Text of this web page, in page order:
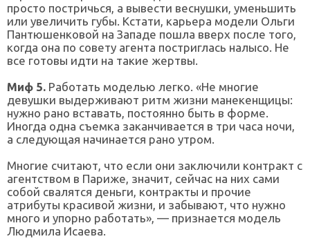
просто постричься, а вывести веснушки, уменьшить
или увеличить губы. Кстати, карьера модели Ольги
Пантюшенковой на Западе пошла вверх после того,
когда она по совету агента постриглась налысо. Не
все готовы идти на такие жертвы.
Миф 5. Работать моделью легко. «Не многие
девушки выдерживают ритм жизни манекенщицы:
нужно рано вставать, постоянно быть в форме.
Иногда одна съемка заканчивается в три часа ночи,
а следующая начинается рано утром.
Многие считают, что если они заключили контракт с
агентством в Париже, значит, сейчас на них сами
собой свалятся деньги, контракты и прочие
атрибуты красивой жизни, и забывают, что нужно
много и упорно работать», — признается модель
Людмила Исаева.